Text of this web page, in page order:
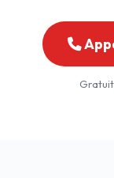
Gratuit